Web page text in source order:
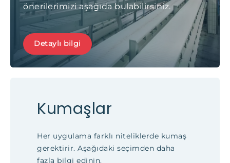
önerilerimizi aşağıda bulabilirsiniz.
Detaylı bilgi
Kumaşlar
Her uygulama farklı niteliklerde kumaş
gerektirir. Aşağıdaki seçimden daha
fazla bilgi edinin.